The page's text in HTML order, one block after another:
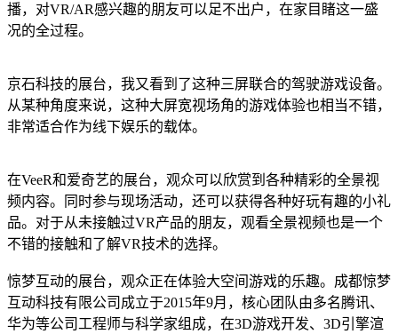
播，对VR/AR感兴趣的朋友可以足不出户，在家目睹这一盛
况的全过程。
京石科技的展台，我又看到了这种三屏联合的驾驶游戏设备。
从某种角度来说，这种大屏宽视场角的游戏体验也相当不错，
非常适合作为线下娱乐的载体。
在VeeR和爱奇艺的展台，观众可以欣赏到各种精彩的全景视
频内容。同时参与现场活动，还可以获得各种好玩有趣的小礼
品。对于从未接触过VR产品的朋友，观看全景视频也是一个
不错的接触和了解VR技术的选择。
惊梦互动的展台，观众正在体验大空间游戏的乐趣。成都惊梦
互动科技有限公司成立于2015年9月，核心团队由多名腾讯、
华为等公司工程师与科学家组成，在3D游戏开发、3D引擎渲